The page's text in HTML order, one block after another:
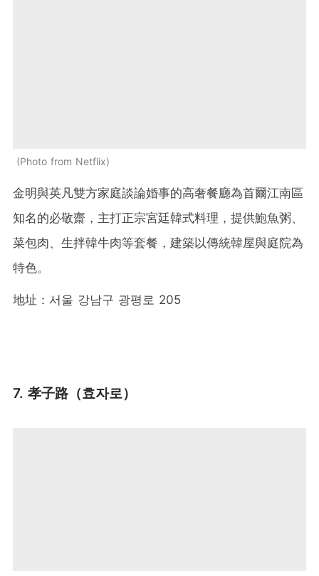
Photo from Netflix
金明與英凡雙方家庭談論婚事的高奢餐廳為首爾江南區
知名的必敬齋，主打正宗宮廷韓式料理，提供鮑魚粥、
菜包肉、生拌韓牛肉等套餐，建築以傳統韓屋與庭院為
特色。
地址：서울 강남구 광평로 205
7. 孝子路（효자로）